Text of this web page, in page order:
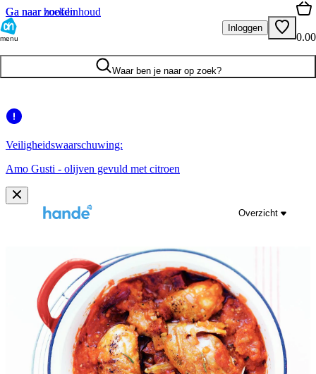
Ga naar hoofdinhoud
Ga naar zoeken
menu
Inloggen
0.00
Waar ben je naar op zoek?
Veiligheidswaarschuwing:
Amo Gusti - olijven gevuld met citroen
Overzicht